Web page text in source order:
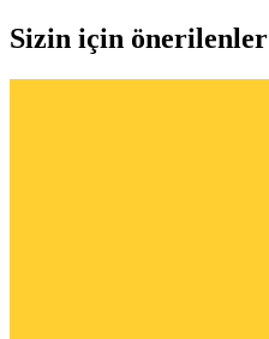
Sizin için önerilenler